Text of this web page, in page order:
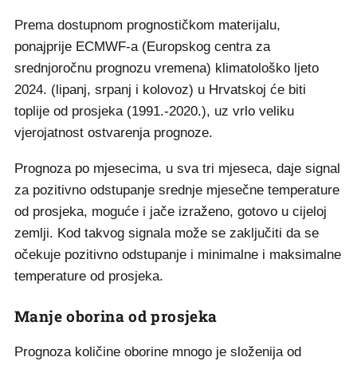
Prema dostupnom prognostičkom materijalu,
ponajprije ECMWF-a (Europskog centra za
srednjoročnu prognozu vremena) klimatološko ljeto
2024. (lipanj, srpanj i kolovoz) u Hrvatskoj će biti
toplije od prosjeka (1991.-2020.), uz vrlo veliku
vjerojatnost ostvarenja prognoze.
Prognoza po mjesecima, u sva tri mjeseca, daje signal
za pozitivno odstupanje srednje mjesečne temperature
od prosjeka, moguće i jače izraženo, gotovo u cijeloj
zemlji. Kod takvog signala može se zaključiti da se
očekuje pozitivno odstupanje i minimalne i maksimalne
temperature od prosjeka.
Manje oborina od prosjeka
Prognoza količine oborine mnogo je složenija od